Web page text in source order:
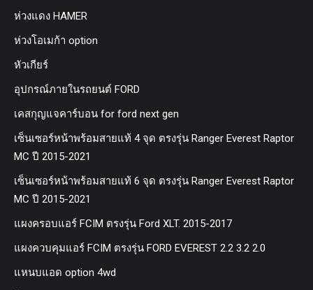
ห่วงแดง HAMER
ห่วงโอเมก้า option
หัวเกียร์
อุปกรณ์ภายในรถยนต์ FORD
เคสกุญแจคาร์บอน for ford next gen
เซ็นเซอร์หน้าพร้อมสายแท้ 4 จุด ตรงรุ่น Ranger Everest Raptor
MC ปี 2015-2021
เซ็นเซอร์หน้าพร้อมสายแท้ 6 จุด ตรงรุ่น Ranger Everest Raptor
MC ปี 2015-2021
แผงครอบแอร์ FCIM ตรงรุ่น Ford XLT. 2015-2017
แผงควบคุมแอร์ FCIM ตรงรุ่น FORD EVEREST 2.2 3.2 2.0
แหนบแอด option 4wd